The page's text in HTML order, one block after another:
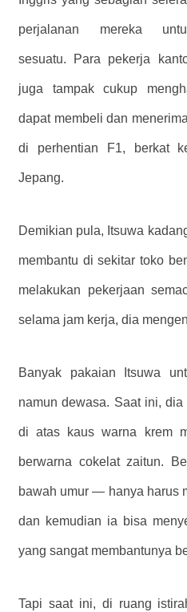
perjalanan mereka
sesuatu. Para pekerja
juga tampak cukup
dapat membeli dan
di perhentian F1, berkat
Jepang.
Demikian pula, Itsuwa
membantu di sekitar toko
melakukan pekerjaan
selama jam kerja, dia
Banyak pakaian Itsuwa
namun dewasa. Saat ini,
di atas kaus warna krem
berwarna cokelat zaitun.
bawah umur — hanya harus
dan kemudian ia bisa
yang sangat membantunya
Tapi saat ini, di ruang